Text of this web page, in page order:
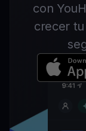
con
crecer